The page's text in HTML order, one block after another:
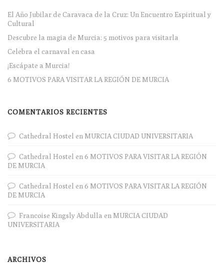
El Año Jubilar de Caravaca de la Cruz: Un Encuentro Espiritual y
Cultural
Descubre la magia de Murcia: 5 motivos para visitarla
Celebra el carnaval en casa
¡Escápate a Murcia!
6 MOTIVOS PARA VISITAR LA REGIÓN DE MURCIA
COMENTARIOS RECIENTES
Cathedral Hostel en MURCIA CIUDAD UNIVERSITARIA
Cathedral Hostel en 6 MOTIVOS PARA VISITAR LA REGIÓN
DE MURCIA
Cathedral Hostel en 6 MOTIVOS PARA VISITAR LA REGIÓN
DE MURCIA
Francoise Kingsly Abdulla en MURCIA CIUDAD
UNIVERSITARIA
ARCHIVOS